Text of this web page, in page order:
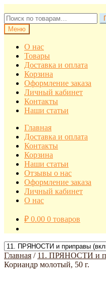
к
навигации
к
содержимому
Искать:
Меню
О нас
Товары
Доставка и оплата
Корзина
Оформление заказа
Личный кабинет
Контакты
Наши статьи
Главная
Доставка и оплата
Контакты
Корзина
Наши статьи
Отзывы о нас
Оформление заказа
Личный кабинет
О нас
₽ 0.00 0 товаров
Главная / 11. ПРЯНОСТИ и
Кориандр молотый, 50 г.